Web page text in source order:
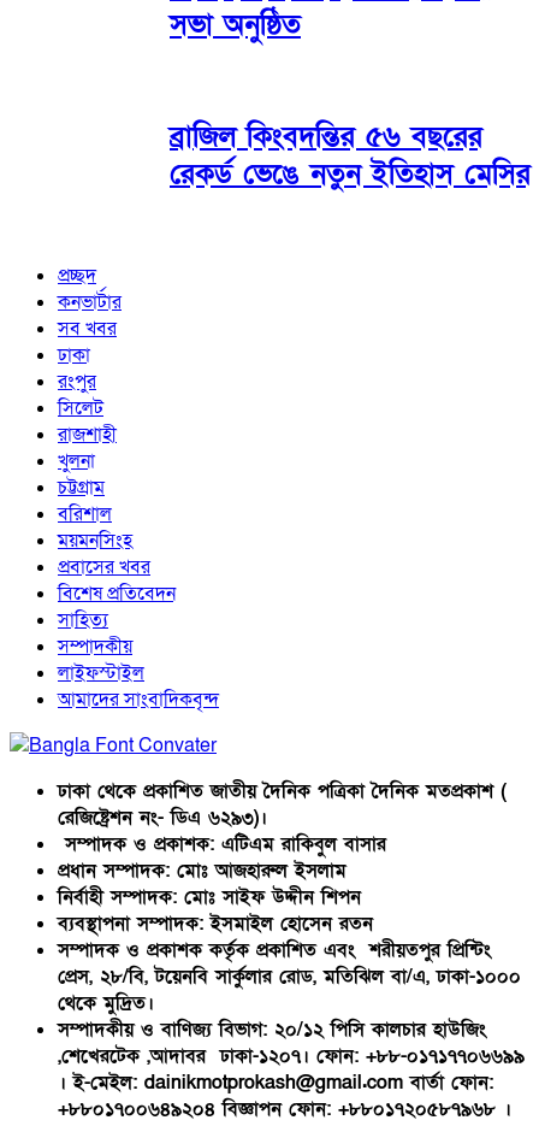
সভা অনুষ্ঠিত
ব্রাজিল কিংবদন্তির ৫৬ বছরের
রেকর্ড ভেঙে নতুন ইতিহাস মেসির
প্রচ্ছদ
কনভার্টার
সব খবর
ঢাকা
রংপুর
সিলেট
রাজশাহী
খুলনা
চট্টগ্রাম
বরিশাল
ময়মনসিংহ
প্রবাসের খবর
বিশেষ প্রতিবেদন
সাহিত্য
সম্পাদকীয়
লাইফস্টাইল
আমাদের সাংবাদিকবৃন্দ
ঢাকা থেকে প্রকাশিত জাতীয় দৈনিক পত্রিকা দৈনিক মতপ্রকাশ (
রেজিষ্ট্রেশন নং- ডিএ ৬২৯৩)।
সম্পাদক ও প্রকাশক: এটিএম রাকিবুল বাসার
প্রধান সম্পাদক: মোঃ আজহারুল ইসলাম
নির্বাহী সম্পাদক: মোঃ সাইফ উদ্দীন শিপন
ব্যবস্থাপনা সম্পাদক: ইসমাইল হোসেন রতন
সম্পাদক ও প্রকাশক কর্তৃক প্রকাশিত এবং শরীয়তপুর প্রিন্টিং
প্রেস, ২৮/বি, টয়েনবি সার্কুলার রোড, মতিঝিল বা/এ, ঢাকা-১০০০
থেকে মুদ্রিত।
সম্পাদকীয় ও বাণিজ্য বিভাগ: ২০/১২ পিসি কালচার হাউজিং
,শেখেরটেক ,আদাবর ঢাকা-১২০৭। ফোন: +৮৮-০১৭১৭৭০৬৬৯৯
। ই-মেইল: dainikmotprokash@gmail.com বার্তা ফোন:
+৮৮০১৭০০৬৪৯২০৪ বিজ্ঞাপন ফোন: +৮৮০১৭২০৫৮৭৯৬৮ ।